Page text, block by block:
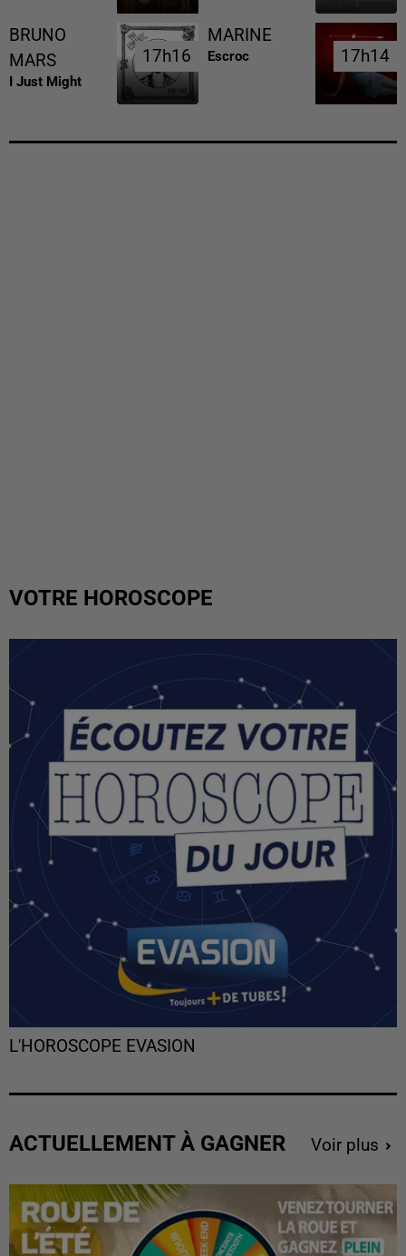
BRUNO
MARS
I Just Might
17h16
17h16
MARINE
Escroc 17h14
17h14
VOTRE HOROSCOPE
L'HOROSCOPE EVASION
ACTUELLEMENT À GAGNER Voir plus